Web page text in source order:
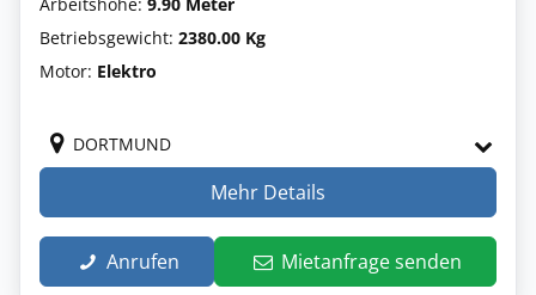
Betriebsgewicht: 2380.00 Kg
Motor: Elektro
DORTMUND
Mehr Details
Anrufen Mietanfrage senden